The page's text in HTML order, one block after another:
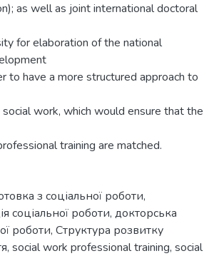
as well as joint international doctoral
for elaboration of the national
to have a more structured approach to
work, which would ensure that the
training are matched.
з соціальної роботи,
соціальної роботи, докторська
роботи, Cтруктура розвитку
, social work professional training, social